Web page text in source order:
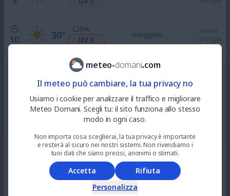
10 30°
0%
UV 3
soleggiato
niente
pioggia
0 %
UV 5
34°
100%
UV 6
piovaschi leggeri
0.3
31°
100%
UV 3
piovaschi leggeri
%
nuvoloso
meteo-domani.com
Il meteo può cambiare, la tua privacy no
Usiamo i cookie per analizzare il traffico e migliorare
Meteo Domani. Scegli tu: il sito funziona allo stesso
modo in ogni caso.
Non importa cosa sceglierai, la tua privacy è importante
e resterà al sicuro nei nostri sistemi. Non rivendiamo i
tuoi dati che siano precisi, anonimi o stimati.
Accetta
Rifiuta
Personalizza